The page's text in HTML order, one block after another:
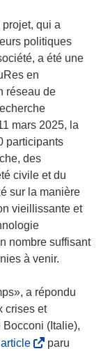
projet, qui a
politiques
a été une
en
réseau de
mars 2025, la
participants
des
civile et du
sur la manière
vieillissante et
nombre suffisant
à venir.
a répondu
crises et
Bocconi (Italie),
article(
paru